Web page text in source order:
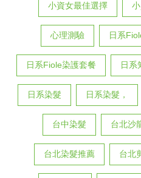
小資女最佳選擇
心理測驗 日系
日系Fiole染護套餐 日系
日系染髮 日系染髮，
台中染髮 台北沙
台北染髮推薦 台北